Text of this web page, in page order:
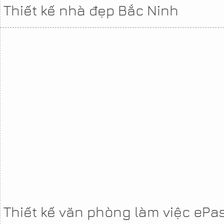
Thiết kế nhà đẹp Bắc Ninh
Thiết kế văn phòng làm việc